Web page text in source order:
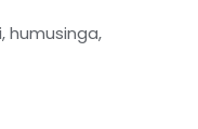
humusinga,